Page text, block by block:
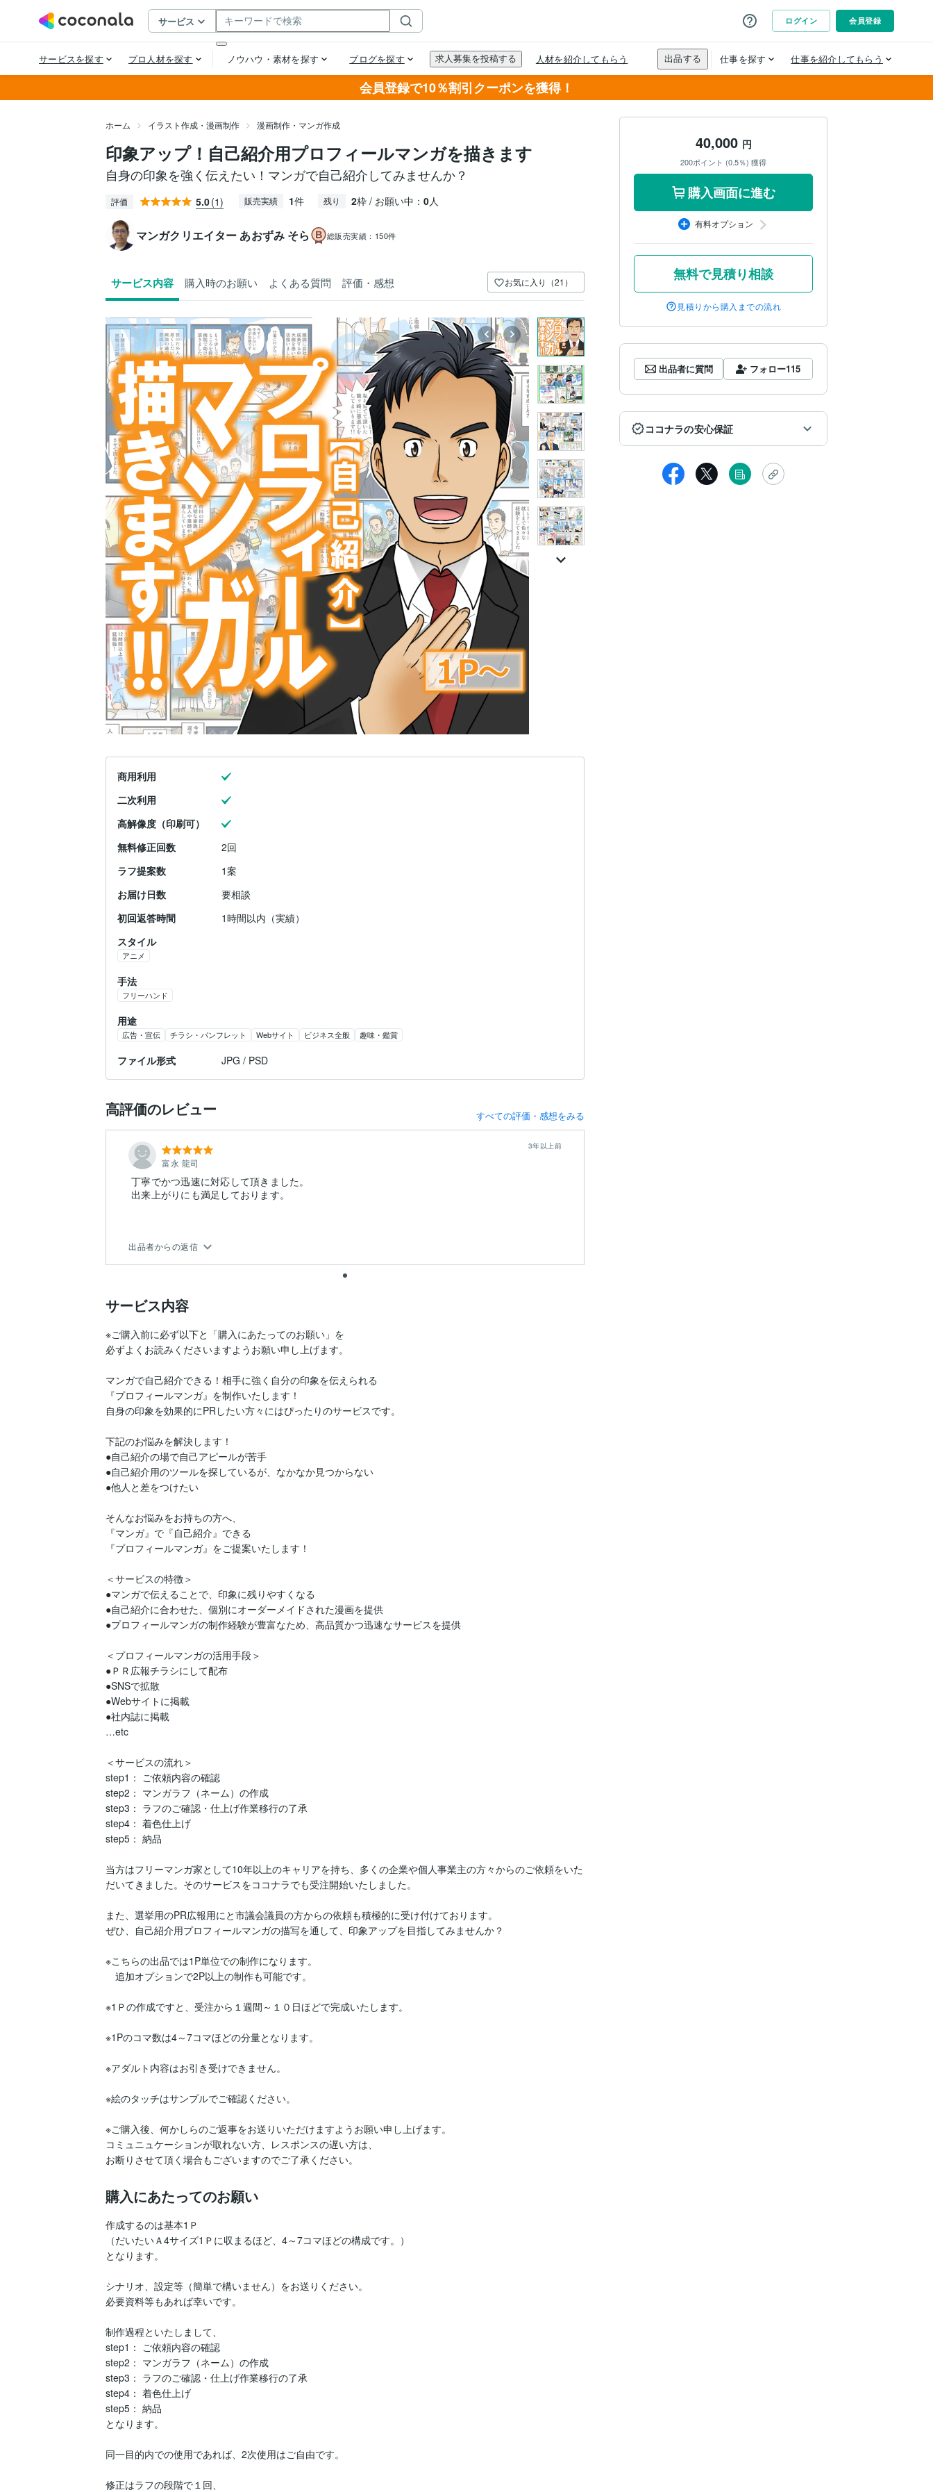
会員登録で10％割引クーポンを獲得！
ホーム イラスト作成・漫画制作 漫画制作・マンガ作成
印象アップ！自己紹介用プロフィールマンガを描きます
自身の印象を強く伝えたい！マンガで自己紹介してみませんか？
評価 5.0(1) 販売実績 1件 残り 2枠 / お願い中： 0人
マンガクリエイター あおずみ そら 総販売実績： 150件
サービス内容 購入時のお願い よくある質問 評価・感想 お気に入り（21）
商用利用
二次利用
高解像度（印刷可）
無料修正回数
2回
ラフ提案数
1案
お届け日数
要相談
初回返答時間
1時間以内（実績）
スタイル
アニメ
手法
フリーハンド
用途
広告・宣伝 チラシ・パンフレット Webサイト ビジネス全般 趣味・鑑賞
ファイル形式 JPG / PSD
高評価のレビュー すべての評価・感想をみる
富永 龍司
3年以上前
丁寧でかつ迅速に対応して頂きました。
出来上がりにも満足しております。
出品者からの返信
サービス内容
※ご購入前に必ず以下と「購入にあたってのお願い」を
必ずよくお読みくださいますようお願い申し上げます。
マンガで自己紹介できる！相手に強く自分の印象を伝えられる
『プロフィールマンガ』を制作いたします！
自身の印象を効果的にPRしたい方々にはぴったりのサービスです。
下記のお悩みを解決します！
●自己紹介の場で自己アピールが苦手
●自己紹介用のツールを探しているが、なかなか見つからない
●他人と差をつけたい
そんなお悩みをお持ちの方へ、
『マンガ』で『自己紹介』できる
『プロフィールマンガ』をご提案いたします！
＜サービスの特徴＞
●マンガで伝えることで、印象に残りやすくなる
●自己紹介に合わせた、個別にオーダーメイドされた漫画を提供
●プロフィールマンガの制作経験が豊富なため、高品質かつ迅速なサービスを提供
＜プロフィールマンガの活用手段＞
●ＰＲ広報チラシにして配布
●SNSで拡散
●Webサイトに掲載
●社内誌に掲載
…etc
＜サービスの流れ＞
step1： ご依頼内容の確認
step2： マンガラフ（ネーム）の作成
step3： ラフのご確認・仕上げ作業移行の了承
step4： 着色仕上げ
step5： 納品
当方はフリーマンガ家として10年以上のキャリアを持ち、多くの企業や個人事業主の方々からのご依頼をいた
だいてきました。そのサービスをココナラでも受注開始いたしました。
また、選挙用のPR広報用にと市議会議員の方からの依頼も積極的に受け付けております。
ぜひ、自己紹介用プロフィールマンガの描写を通して、印象アップを目指してみませんか？
※こちらの出品では1P単位での制作になります。
追加オプションで2P以上の制作も可能です。
※1Ｐの作成ですと、受注から１週間～１０日ほどで完成いたします。
※1Pのコマ数は4～7コマほどの分量となります。
※アダルト内容はお引き受けできません。
※絵のタッチはサンプルでご確認ください。
※ご購入後、何かしらのご返事をお送りいただけますようお願い申し上げます。
コミュニュケーションが取れない方、レスポンスの遅い方は、
お断りさせて頂く場合もございますのでご了承ください。
購入にあたってのお願い
作成するのは基本1Ｐ
（だいたいＡ4サイズ1Ｐに収まるほど、4～7コマほどの構成です。）
となります。
シナリオ、設定等（簡単で構いません）をお送りください。
必要資料等もあれば幸いです。
制作過程といたしまして、
step1： ご依頼内容の確認
step2： マンガラフ（ネーム）の作成
step3： ラフのご確認・仕上げ作業移行の了承
step4： 着色仕上げ
step5： 納品
となります。
同一目的内での使用であれば、2次使用はご自由です。
修正はラフの段階で１回、
40,000 円
200ポイント (0.5％) 獲得
購入画面に進む
有料オプション
無料で見積り相談
見積りから購入までの流れ
出品者に質問 フォロー115
ココナラの安心保証